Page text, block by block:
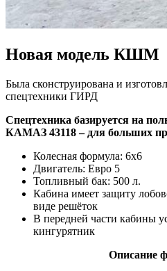
Новая модель КШМ
Была сконструирована и
спецтехники ГИРД
Спецтехника базируется на
КАМАЗ 43118 – для больших
Колесная формула: 6х6
Двигатель: Евро 5
Топливный бак: 500 л.
Кабина имеет защиту
виде решёток
В передней части кабины
кингурятник
Описание